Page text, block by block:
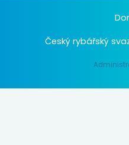
Český rybářský